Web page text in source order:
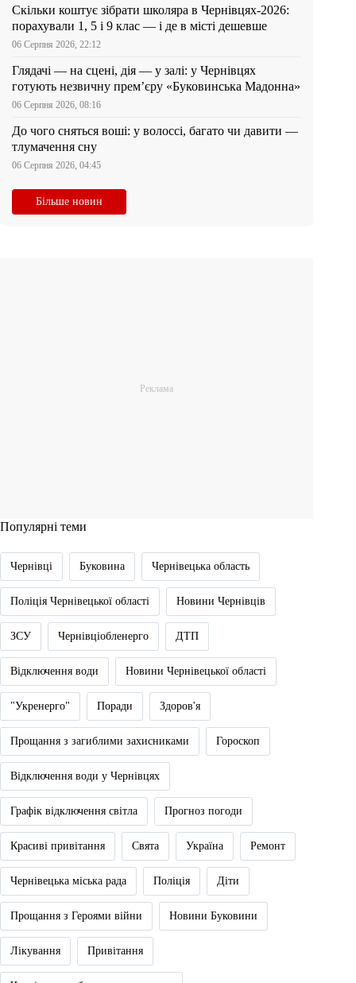
Скільки коштує зібрати школяра в Чернівцях-2026:
порахували 1, 5 і 9 клас — і де в місті дешевше
06 Серпня 2026, 22:12
Глядачі — на сцені, дія — у залі: у Чернівцях
готують незвичну прем’єру «Буковинська Мадонна»
06 Серпня 2026, 08:16
До чого сняться воші: у волоссі, багато чи давити —
тлумачення сну
06 Серпня 2026, 04:45
Більше новин
Популярні теми
Чернівці Буковина Чернівецька область
Поліція Чернівецької області Новини Чернівців
ЗСУ Чернівціобленерго ДТП
Відключення води Новини Чернівецької області
"Укренерго" Поради Здоров'я
Прощання з загиблими захисниками Гороскоп
Відключення води у Чернівцях
Графік відключення світла Прогноз погоди
Красиві привітання Свята Україна Ремонт
Чернівецька міська рада Поліція Діти
Прощання з Героями війни Новини Буковини
Лікування Привітання